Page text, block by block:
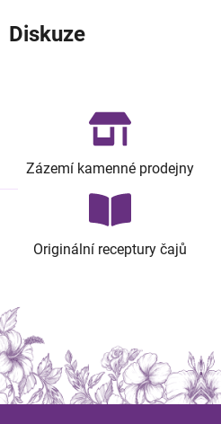
Diskuze
Zázemí kamenné prodejny
Originální receptury čajů
Z